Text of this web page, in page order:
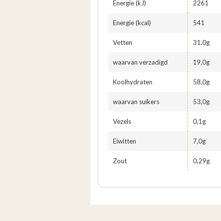
Energie (kJ) 2261
Energie (kcal) 541
Vetten 31,0g
waarvan verzadigd 19,0g
Koolhydraten 58,0g
waarvan suikers 53,0g
Vezels 0,1g
Eiwitten 7,0g
Zout 0,29g